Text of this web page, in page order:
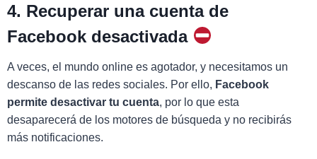
4. Recuperar una cuenta de
Facebook desactivada
A veces, el mundo online es agotador, y necesitamos un
descanso de las redes sociales. Por ello, Facebook
permite desactivar tu cuenta, por lo que esta
desaparecerá de los motores de búsqueda y no recibirás
más notificaciones.